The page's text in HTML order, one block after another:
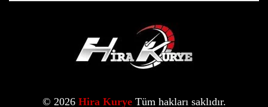
© 2026 Hira Kurye Tüm hakları saklıdır.